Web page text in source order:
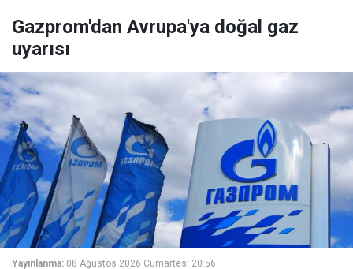
Gazprom'dan Avrupa'ya doğal gaz
uyarısı
Yayınlanma: 08 Ağustos 2026 Cumartesi 20:56